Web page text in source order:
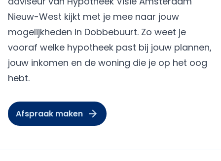
Nieuw-West kijkt met je mee naar jouw
mogelijkheden in Dobbebuurt. Zo weet je
vooraf welke hypotheek past bij jouw plannen,
jouw inkomen en de woning die je op het oog
hebt.
Afspraak maken